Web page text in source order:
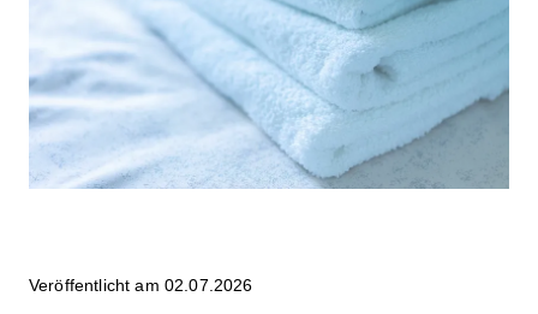
Veröffentlicht am 02.07.2026